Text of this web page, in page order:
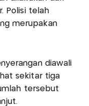
Polisi telah
merupakan
diawali
sekitar tiga
tersebut